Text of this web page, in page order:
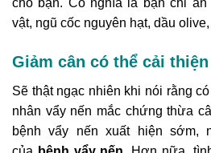
vật, ngũ cốc nguyên hạt, dầu
Giảm cân có thể cải
Sẽ thật ngạc nhiên khi nói rằng
nhân vẩy nến mắc chứng thừa
bệnh vẩy nến xuất hiện sớm,